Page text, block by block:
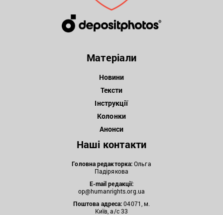
Матеріали
Новини
Тексти
Інструкції
Колонки
Анонси
Наші контакти
Головна редакторка:Ольга
Падірякова
E-mail редакції:
op@humanrights.org.ua
Поштова адреса:04071, м.
Київ, а/с 33